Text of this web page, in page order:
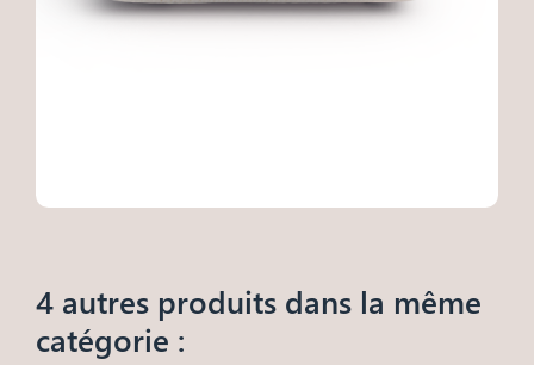
4 autres produits dans la même
catégorie :